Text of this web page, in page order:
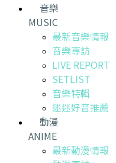
音樂
MUSIC
最新音樂情報
音樂專訪
LIVE REPORT
SETLIST
音樂特輯
迷迷好音推薦
動漫
ANIME
最新動漫情報